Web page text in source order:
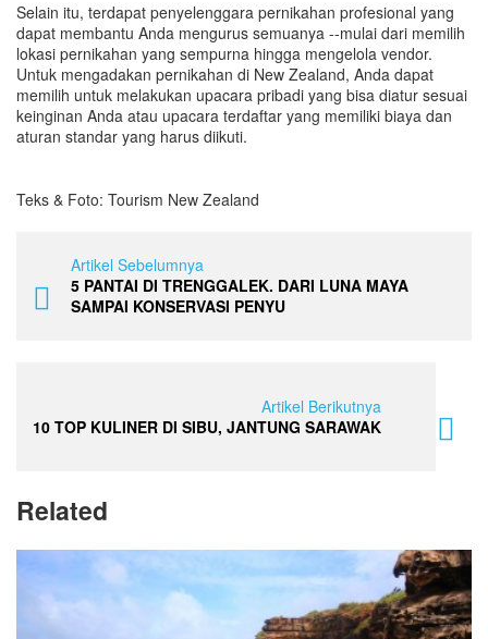
Selain itu, terdapat penyelenggara pernikahan profesional yang
dapat membantu Anda mengurus semuanya --mulai dari memilih
lokasi pernikahan yang sempurna hingga mengelola vendor.
Untuk mengadakan pernikahan di New Zealand, Anda dapat
memilih untuk melakukan upacara pribadi yang bisa diatur sesuai
keinginan Anda atau upacara terdaftar yang memiliki biaya dan
aturan standar yang harus diikuti.
Teks & Foto: Tourism New Zealand
Artikel Sebelumnya
5 PANTAI DI TRENGGALEK. DARI LUNA MAYA
SAMPAI KONSERVASI PENYU
Artikel Berikutnya
10 TOP KULINER DI SIBU, JANTUNG SARAWAK
Related